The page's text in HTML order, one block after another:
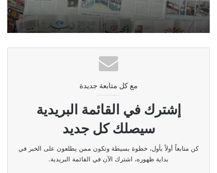
مع كل متابعة جديدة
إشترك في القائمة البريدية
سيصلك كل جديد
كن متابعاً أولاً بأول، خطوة بسيطة وتكون ممن يطلعون على الخبر في
بداية ظهوره، اشترك الآن في القائمة البريدية.